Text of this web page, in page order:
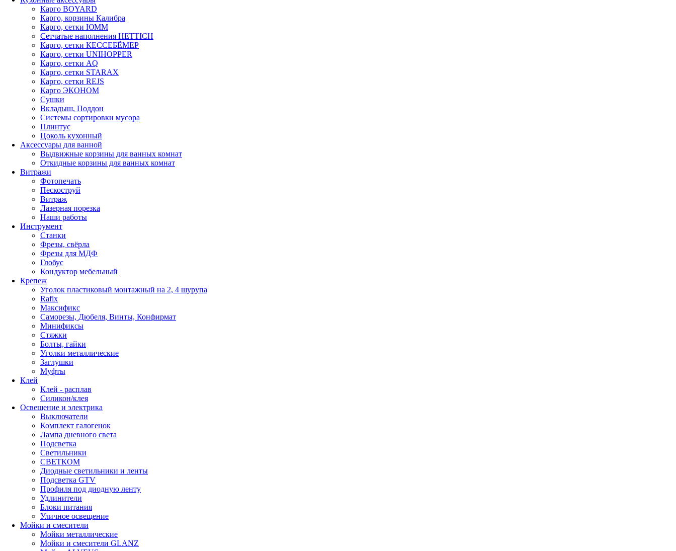
Карго BOYARD
Карго, корзины Калибра
Карго, сетки ЮММ
Сетчатые наполнения HETTICH
Карго, сетки КЕССЕБЁМЕР
Карго, сетки UNIHOPPER
Карго, сетки AQ
Карго, сетки STARAX
Карго, сетки REJS
Карго ЭКОНОМ
Сушки
Вкладыш, Поддон
Системы сортировки мусора
Плинтус
Цоколь кухонный
Аксессуары для ванной
Выдвижные корзины для ванных комнат
Откидные корзины для ванных комнат
Витражи
Фотопечать
Пескоструй
Витраж
Лазерная порезка
Наши работы
Инструмент
Станки
Фрезы, свёрла
Фрезы для МДФ
Глобус
Кондуктор мебельный
Крепеж
Уголок пластиковый монтажный на 2, 4 шурупа
Rafix
Максификс
Саморезы, Дюбеля, Винты, Конфирмат
Минификсы
Стяжки
Болты, гайки
Уголки металлические
Заглушки
Муфты
Клей
Клей - расплав
Силикон/клея
Освещение и электрика
Выключатели
Комплект галогенок
Лампа дневного света
Подсветка
Светильники
СВЕТКОМ
Диодные светильники и ленты
Подсветка GTV
Профиля под диодную ленту
Удлинители
Блоки питания
Уличное освещение
Мойки и смесители
Мойки металлические
Мойки и смесители GLANZ